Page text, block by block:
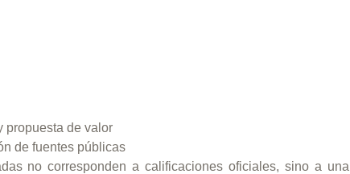
propuesta de valor
de fuentes públicas
no corresponden a calificaciones oficiales, sino a una